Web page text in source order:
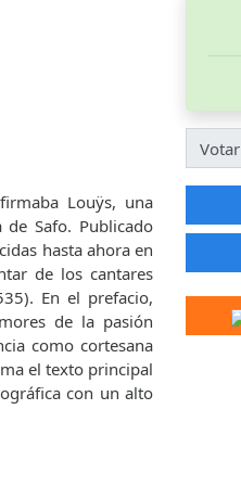
Louÿs, una
Safo. Publicado
hasta ahora en
de los cantares
En el prefacio,
de la pasión
como cortesana
el texto principal
con un alto
Votar